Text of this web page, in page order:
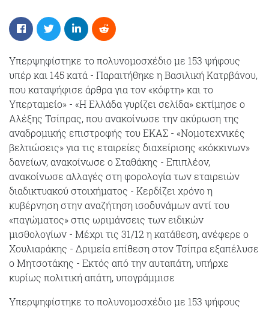
Υπερψηφίστηκε το πολυνομοσχέδιο με 153 ψήφους
υπέρ και 145 κατά - Παραιτήθηκε η Βασιλική Κατρβάνου,
που καταψήφισε άρθρα για τον «κόφτη» και το
Υπερταμείο» - «Η Ελλάδα γυρίζει σελίδα» εκτίμησε ο
Αλέξης Τσίπρας, που ανακοίνωσε την ακύρωση της
αναδρομικής επιστροφής του ΕΚΑΣ - «Νομοτεχνικές
βελτιώσεις» για τις εταιρείες διαχείρισης «κόκκινων»
δανείων, ανακοίνωσε ο Σταθάκης - Επιπλέον,
ανακοίνωσε αλλαγές στη φορολογία των εταιρειών
διαδικτυακού στοιχήματος - Κερδίζει χρόνο η
κυβέρνηση στην αναζήτηση ισοδυνάμων αντί του
«παγώματος» στις ωριμάνσεις των ειδικών
μισθολογίων - Μέχρι τις 31/12 η κατάθεση, ανέφερε ο
Χουλιαράκης - Δριμεία επίθεση στον Τσίπρα εξαπέλυσε
ο Μητσοτάκης - Εκτός από την αυταπάτη, υπήρχε
κυρίως πολιτική απάτη, υπογράμμισε
Υπερψηφίστηκε το πολυνομοσχέδιο με 153 ψήφους